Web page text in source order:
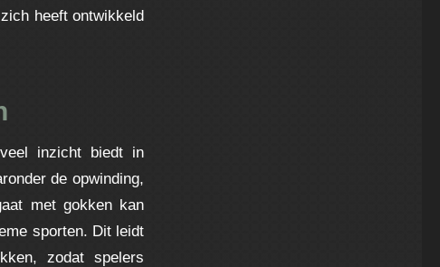
heeft ontwikkeld
inzicht biedt in
de opwinding,
met gokken kan
sporten. Dit leidt
zodat spelers